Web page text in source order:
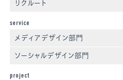
リクルート
service
メディアデザイン部門
ソーシャルデザイン部門
project